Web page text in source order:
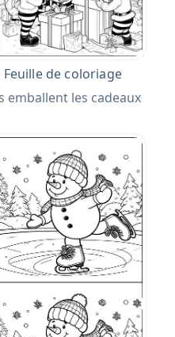
de coloriage
emballent les cadeaux